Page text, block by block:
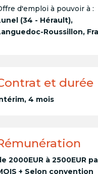
d'emploi à pouvoir à :
(34 - Hérault),
Roussillon,
et durée
4 mois
2000EUR à 2500EUR
+ Selon convention